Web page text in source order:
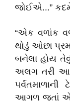
જોઈએ...”
“એક વળાંક
થોડું ઓછા
બનેલા હોય
અલગ તરી
આગળ જતાં એક